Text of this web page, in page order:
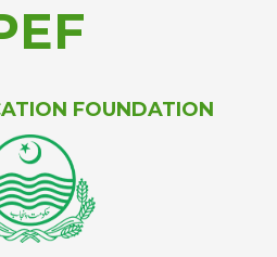
FOUNDATION